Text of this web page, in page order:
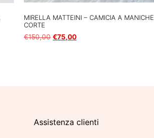
MIRELLA MATTEINI – CAMICIA A MANICHE
CORTE
€150,00 €75,00
Assistenza clienti